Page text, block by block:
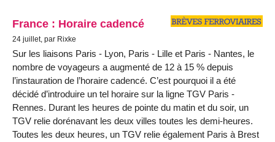
France : Horaire cadencé
24 juillet, par Rixke
Sur les liaisons Paris - Lyon, Paris - Lille et Paris - Nantes, le
nombre de voyageurs a augmenté de 12 à 15 % depuis
l’instauration de l’horaire cadencé. C’est pourquoi il a été
décidé d’introduire un tel horaire sur la ligne TGV Paris -
Rennes. Durant les heures de pointe du matin et du soir, un
TGV relie dorénavant les deux villes toutes les demi-heures.
Toutes les deux heures, un TGV relie également Paris à Brest